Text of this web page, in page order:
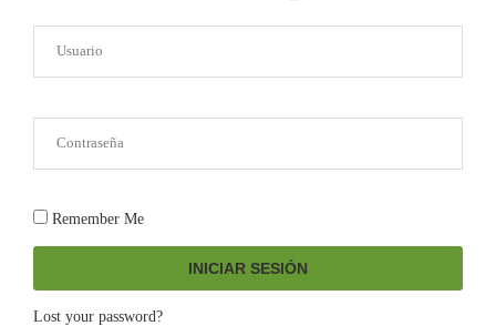
Remember Me
INICIAR SESIÓN
Lost your password?